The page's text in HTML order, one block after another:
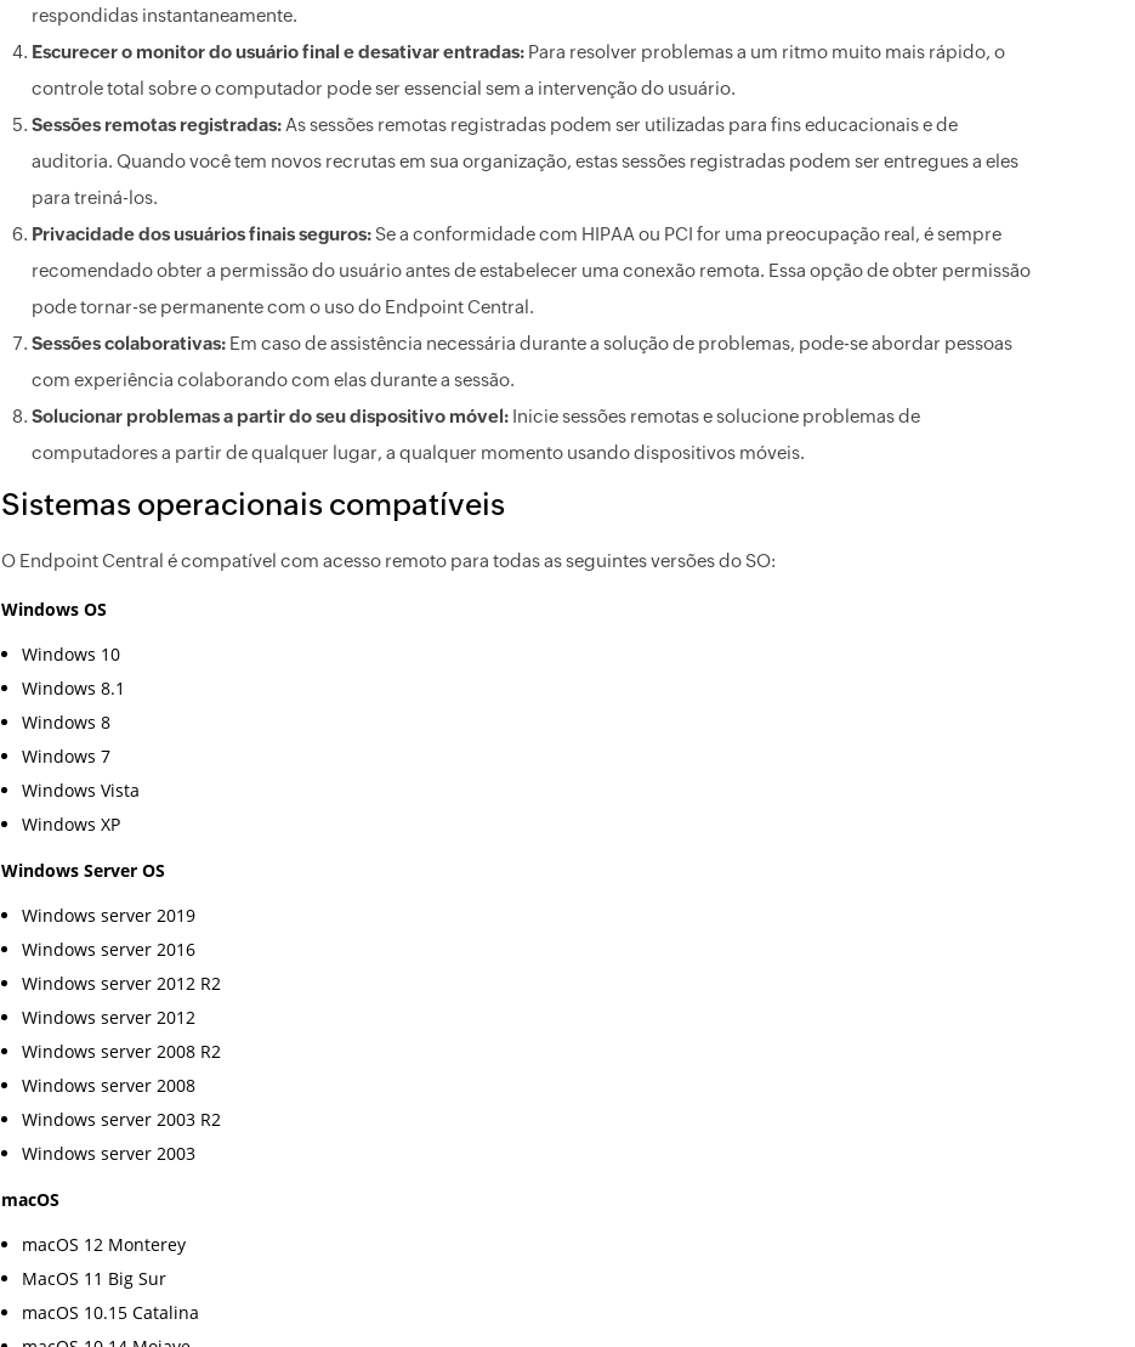
respondidas instantaneamente.
Escurecer o monitor do usuário final e desativar entradas: Para resolver problemas a um ritmo muito mais rápido, o
controle total sobre o computador pode ser essencial sem a intervenção do usuário.
Sessões remotas registradas: As sessões remotas registradas podem ser utilizadas para fins educacionais e de
auditoria. Quando você tem novos recrutas em sua organização, estas sessões registradas podem ser entregues a eles
para treiná-los.
Privacidade dos usuários finais seguros: Se a conformidade com HIPAA ou PCI for uma preocupação real, é sempre
recomendado obter a permissão do usuário antes de estabelecer uma conexão remota. Essa opção de obter permissão
pode tornar-se permanente com o uso do Endpoint Central.
Sessões colaborativas: Em caso de assistência necessária durante a solução de problemas, pode-se abordar pessoas
com experiência colaborando com elas durante a sessão.
Solucionar problemas a partir do seu dispositivo móvel: Inicie sessões remotas e solucione problemas de
computadores a partir de qualquer lugar, a qualquer momento usando dispositivos móveis.
Sistemas operacionais compatíveis
O Endpoint Central é compatível com acesso remoto para todas as seguintes versões do SO: